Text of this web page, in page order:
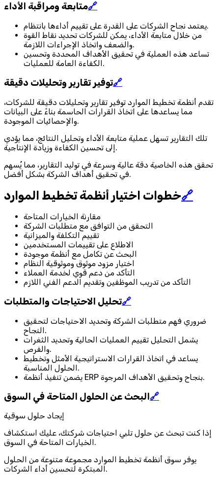
متابعة ومراقبة الأداء🔗
يعتمد نجاح الشركات على القدرة على تقييم أداءها بانتظام.
من خلال متابعة الأداء، يمكن للشركات تحديد نقاط القوة
والضعف واتخاذ الإجراءات اللازمة.
تساعد هذه العملية في تحقيق الأهداف المحددة وتحسين
الكفاءة العامة للعمليات.
توفير تقارير وتحليلات دقيقة🔗
تقدم أنظمة تخطيط الموارد توفير تقارير وتحليلات دقيقة للشركات،
مما يساعدها على اتخاذ القرارات الحاسمة بناءً على البيانات
والإحصائيات الموجودة.
تلك التقارير تسهل عملية متابعة الأداء وتحليل النتائج، مما يؤدي
إلى تحسين الكفاءة وزيادة الإنتاجية.
تحقق هذه الخاصية دقة عالية وسرعة في توليد التقارير، مما يُسهم
في تحقيق أهداف الشركة بشكل أفضل.
خطوات اختيار أنظمة تخطيط الموارد🔗
مقارنة الخيارات المتاحة
التحقق من التوافق مع متطلبات الشركة
تقييم التكلفة والميزانية
الاطلاع على تقييمات المستخدمين
البحث عن تكامل مع أنظمة موجودة
اختيار مزود موثوق وموثوقية النظام
التأكد من دعم قوي لخدمة العملاء
التأكد من تدريب الموظفين وتقديم الدعم الفني اللازم
تحليل الاحتياجات والمتطلبات🔗
ضروري فهم متطلبات الشركة وتحديد الاحتياجات لتحقيق
النجاح.
يشمل التحليل تقييم العمليات الحالية وتحديد الثغرات
والفرص.
يساعد في اتخاذ القرارات الاستراتيجية الأمثل وتخطيط
الحلول المناسبة.
يضمن تنفيذ أنظمة ERP بنجاح وتحقيق الأهداف المرجوة.
البحث عن الحلول المتاحة في السوق🔗
إيجاد حلول سوقية
إذا كنت تبحث عن حلول تلبي احتياجات شركتك، عليك استكشاف
الخيارات المتاحة في السوق.
يوفر سوق أنظمة تخطيط الموارد مجموعة متنوعة من الحلول
المبتكرة لتحسين أداء الشركات.